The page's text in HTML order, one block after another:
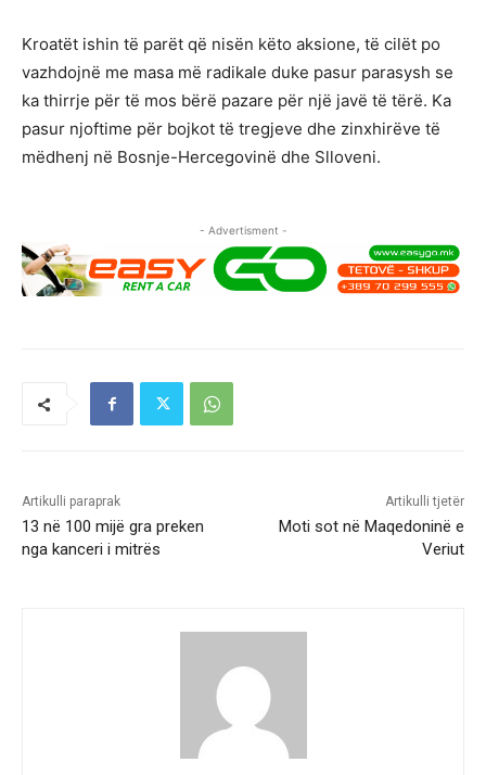
Kroatët ishin të parët që nisën këto aksione, të cilët po
vazhdojnë me masa më radikale duke pasur parasysh se
ka thirrje për të mos bërë pazare për një javë të tërë. Ka
pasur njoftime për bojkot të tregjeve dhe zinxhirëve të
mëdhenj në Bosnje-Hercegovinë dhe Slloveni.
- Advertisment -
Artikulli paraprak
13 në 100 mijë gra preken
nga kanceri i mitrës
Artikulli tjetër
Moti sot në Maqedoninë e
Veriut